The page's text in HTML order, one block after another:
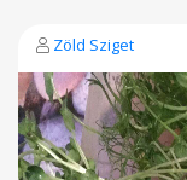
rendelése:
szeretnél
textilzsákban is.
Köszönöm
életmódhoz
egészségesen
elkerülése 8és a
érdekében
Zöld Sziget